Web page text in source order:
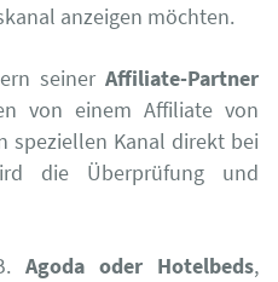
anzeigen möchten.
seiner Affiliate-Partner
von einem Affiliate von
speziellen Kanal direkt bei
die Überprüfung und
Agoda oder Hotelbeds,